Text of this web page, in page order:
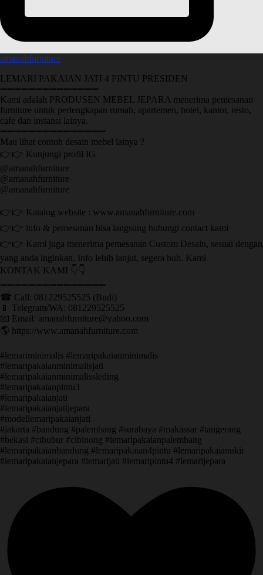
amanahfurniture
LEMARI PAKAIAN JATI 4 PINTU PRESIDEN
➖➖➖➖➖➖➖➖➖➖➖➖➖➖
Kami adalah PRODUSEN MEBEL JEPARA menerima pemesanan
furniture untuk perlengkapan rumah, apartemen, hotel, kantor, resto,
cafe dan instansi lainya.
➖➖➖➖➖➖➖➖➖➖➖➖➖➖➖
Mau lihat contoh desain mebel lainya ?
👉👉 Kunjungi profil IG
@amanahfurniture
@amanahfurniture
@amanahfurniture
👉👉 Katalog website : www.amanahfurniture.com
👉👉 info & pemesanan bisa langsung hubungi contact kami
👉👉 Kami juga menerima pemesanan Custom Desain, sesuai dengan
yang anda inginkan. Info lebih lanjut, segera hub. Kami
KONTAK KAMI 👇👇
➖➖➖➖➖➖➖➖➖➖➖➖➖➖➖ ㅤ
☎ Call: 081229525525 (Budi)
📱 Telegram/WA: 081229525525
📧 Email: amanahfurniture@yahoo.com
🌎 https://www.amanahfurniture.com
#lemariminimalis #lemaripakaianminimalis
#lemaripakaianminimalisjati
#lemaripakaianminimalissleding
#lemaripakaianpintu3
#lemaripakaianjati
#lemaripakaianjatijepara
#modellemaripakaianjati
#jakarta #bandung #palembang #surabaya #makassar #tangerang
#bekasi #cibubur #cibinong #lemaripakaianpalembang
#lemaripakaianbandung #lemaripakaian4pintu #lemaripakaianukir
#lemaripakaianjepara #lemarijati #lemaripintu4 #lemarijepara